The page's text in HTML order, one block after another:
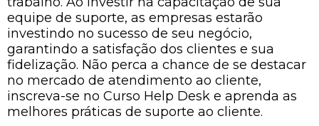
equipe de suporte, as empresas estarão
investindo no sucesso de seu negócio,
garantindo a satisfação dos clientes e sua
fidelização. Não perca a chance de se destacar
no mercado de atendimento ao cliente,
inscreva-se no Curso Help Desk e aprenda as
melhores práticas de suporte ao cliente.